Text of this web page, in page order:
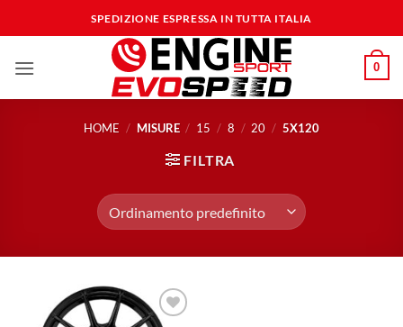
ai
SPEDIZIONE ESPRESSA IN TUTTA ITALIA
0
HOME / MISURE / 15 / 8 / 20 / 5X120
FILTRA